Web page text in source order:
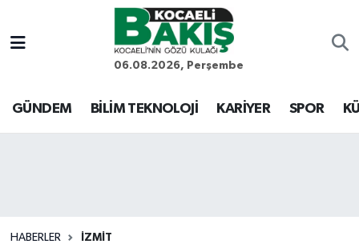
06.08.2026, Perşembe
GÜNDEM BİLİM TEKNOLOJİ KARİYER SPOR
HABERLER İZMİT
Kocaeli Nöbetçi Eczaneler
Kocaeli Hava Durumu